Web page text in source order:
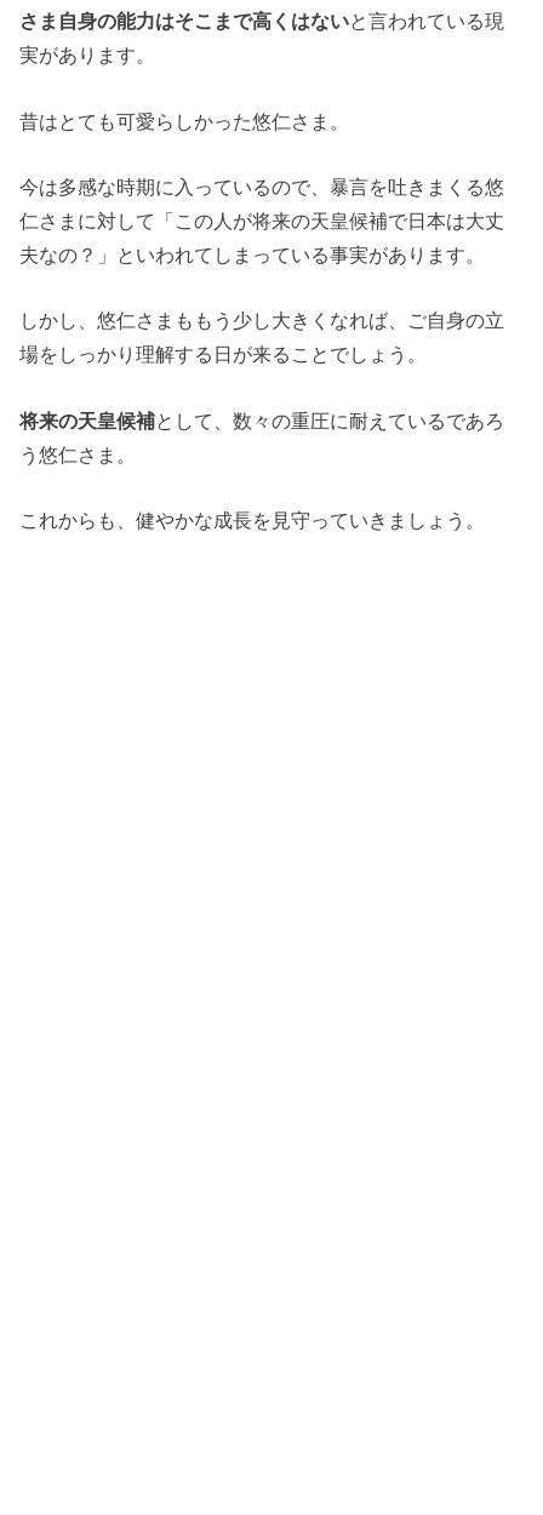
さま自身の能力はそこまで高くはないと言われている現
実があります。
昔はとても可愛らしかった悠仁さま。
今は多感な時期に入っているので、暴言を吐きまくる悠
仁さまに対して「この人が将来の天皇候補で日本は大丈
夫なの？」といわれてしまっている事実があります。
しかし、悠仁さまももう少し大きくなれば、ご自身の立
場をしっかり理解する日が来ることでしょう。
将来の天皇候補として、数々の重圧に耐えているであろ
う悠仁さま。
これからも、健やかな成長を見守っていきましょう。